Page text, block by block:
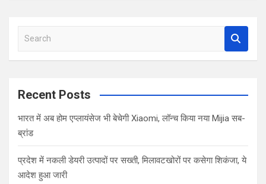
a
c
Recent Posts
भारत में अब होम एप्लायंसेज भी बेचेगी Xiaomi, लॉन्च किया नया Mijia सब-
ब्रांड
प्रदेश में नकली डेयरी उत्पादों पर सख्ती, मिलावटखोरों पर कसेगा शिकंजा, ये
आदेश हुआ जारी